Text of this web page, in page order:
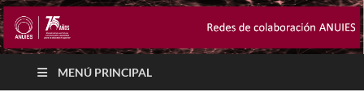
MENÚ PRINCIPAL